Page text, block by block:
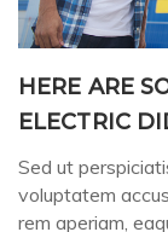
HERE ARE
ELECTRIC
Sed ut
voluptatem
rem aperiam,